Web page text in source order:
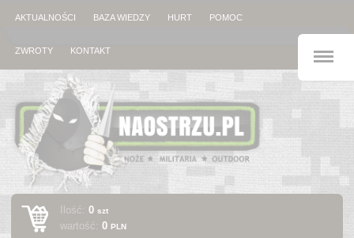
AKTUALNOŚCI BAZA WIEDZY HURT POMOC
ZWROTY KONTAKT
Ilość:0szt
wartość:0PLN